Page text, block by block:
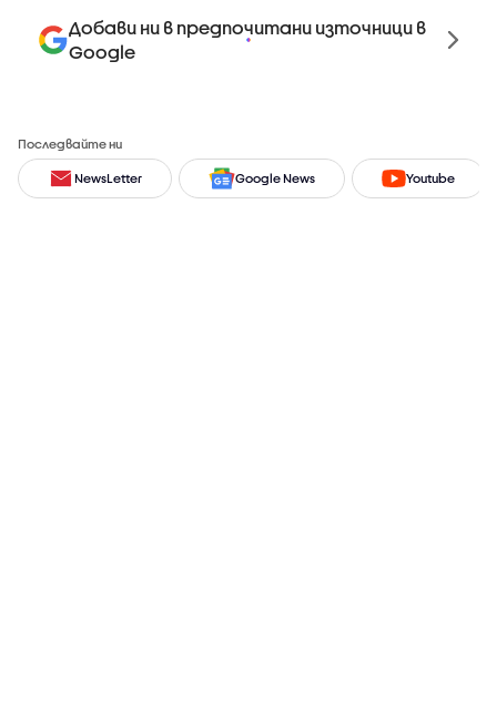
Добави ни в предпочитани източници в
Google
Последвайте ни
NewsLetter Google News Youtube